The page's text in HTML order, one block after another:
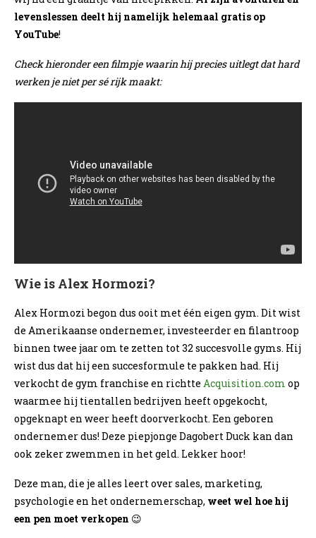
levenslessen deelt hij namelijk helemaal gratis op
YouTube!
Check hieronder een filmpje waarin hij precies uitlegt dat hard
werken je niet per sé rijk maakt:
Wie is Alex Hormozi?
Alex Hormozi begon dus ooit met één eigen gym. Dit wist
de Amerikaanse ondernemer, investeerder en filantroop
binnen twee jaar om te zetten tot 32 succesvolle gyms. Hij
wist dus dat hij een succesformule te pakken had. Hij
verkocht de gym franchise en richtte Acquisition.com op
waarmee hij tientallen bedrijven heeft opgekocht,
opgeknapt en weer heeft doorverkocht. Een geboren
ondernemer dus! Deze piepjonge Dagobert Duck kan dan
ook zeker zwemmen in het geld. Lekker hoor!
Deze man, die je alles leert over sales, marketing,
psychologie en het ondernemerschap, weet wel hoe hij
een pen moet verkopen 😉